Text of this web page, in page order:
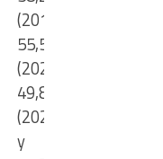
(2018);
55,5%
(2021);
49,8%
(2023)
y